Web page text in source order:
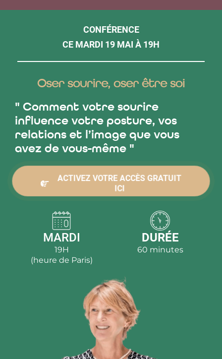
CONFÉRENCE
CE MARDI 19 MAI À 19H
Oser sourire, oser être soi
" Comment votre sourire
influence votre posture, vos
relations et l’image que vous
avez de vous-même "
ACTIVEZ VOTRE ACCÈS GRATUIT
ICI
MARDI
19H
(heure de Paris)
DURÉE
60 minutes